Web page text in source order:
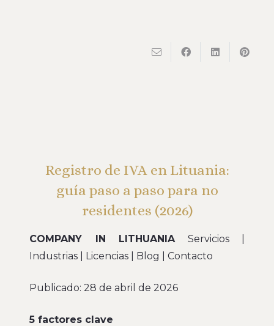
Registro de IVA en Lituania:
guía paso a paso para no
residentes (2026)
COMPANY IN LITHUANIAServicios |
Industrias | Licencias | Blog | Contacto
Publicado: 28 de abril de 2026
5 factores clave